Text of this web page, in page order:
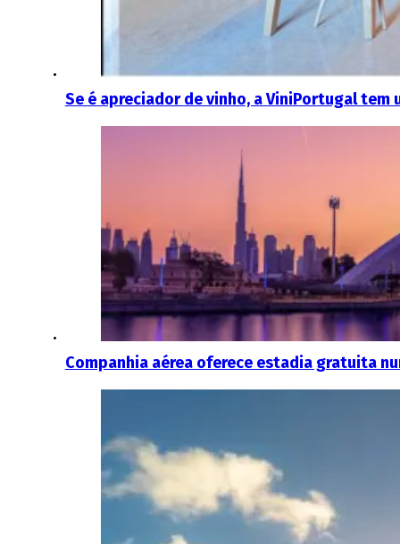
Se é apreciador de vinho, a ViniPortugal tem
Companhia aérea oferece estadia gratuita